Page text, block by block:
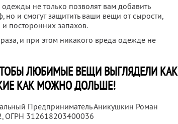
не только позволят вам добавить
но и смогут защитить ваши вещи от сырости,
посторонних запахов.
и при этом никакого вреда одежде не
ЛЮБИМЫЕ ВЕЩИ ВЫГЛЯДЕЛИ КАК
КАК МОЖНО ДОЛЬШЕ!
Предприниматель Аникушкин Роман
, ОГРН 312618203400036